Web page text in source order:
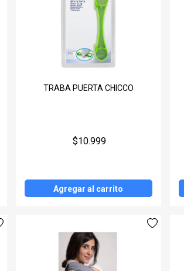
TRABA PUERTA CHICCO
$10.999
Agregar al carrito